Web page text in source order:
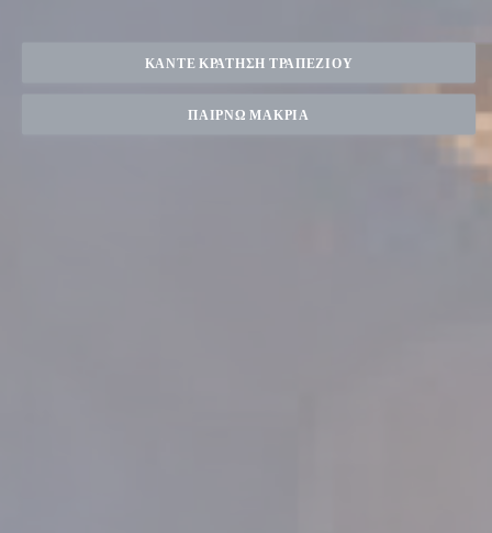
ΚΆΝΤΕ ΚΡΆΤΗΣΗ ΤΡΑΠΕΖΙΟΎ
ΠΑΊΡΝΩ ΜΑΚΡΙΆ